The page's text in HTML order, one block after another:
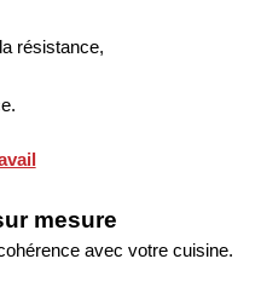
résistance,
mesure
avec votre cuisine.